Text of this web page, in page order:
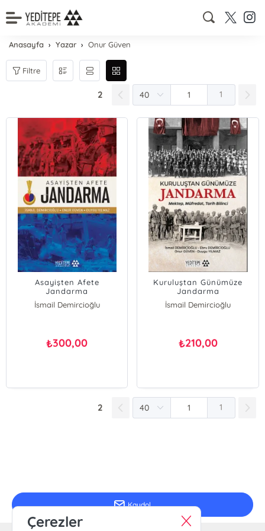
Anasayfa Yazar Onur Güven
Filtre
2 1
Asayişten Afete
Jandarma
İsmail Demircioğlu
₺300,00
Kuruluştan Günümüze
Jandarma
İsmail Demircioğlu
Duygu Yılmaz
₺210,00
2 1
Kaydol
Çerezler